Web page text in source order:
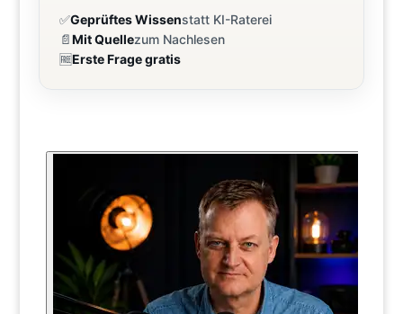
✅Geprüftes Wissenstatt KI-Raterei
📄Mit Quellezum Nachlesen
🆓Erste Frage gratis